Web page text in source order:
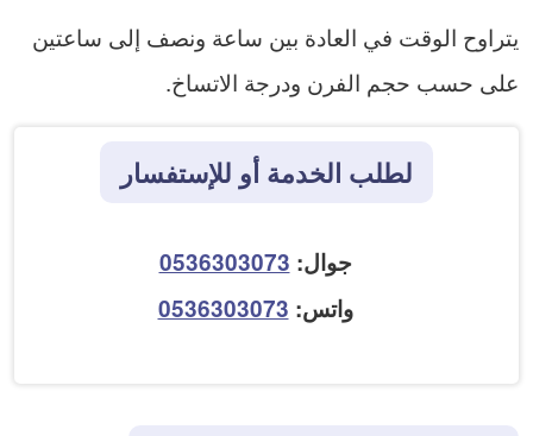
يتراوح الوقت في العادة بين ساعة ونصف إلى ساعتين
على حسب حجم الفرن ودرجة الاتساخ.
لطلب الخدمة أو للإستفسار
جوال: 0536303073
واتس: 0536303073